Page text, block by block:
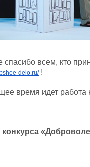
всем, кто
delo.ru/!
время идет работа